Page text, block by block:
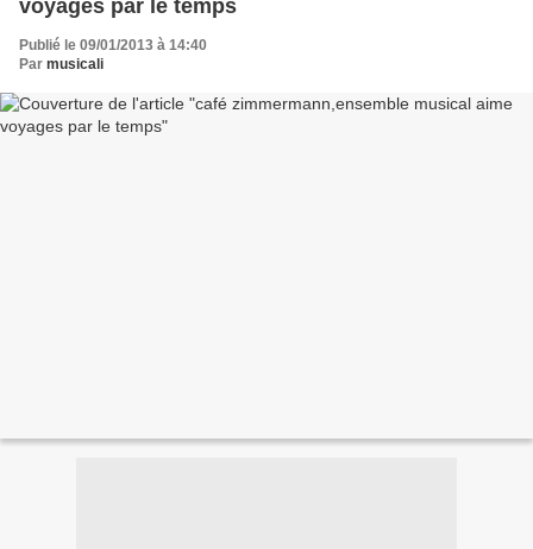
voyages par le temps
Publié le 09/01/2013 à 14:40
Par musicali